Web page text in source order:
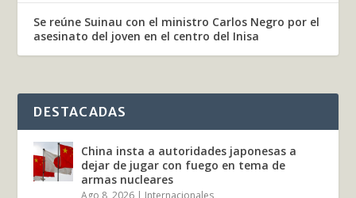
Se reúne Suinau con el ministro Carlos Negro por el
asesinato del joven en el centro del Inisa
DESTACADAS
China insta a autoridades japonesas a
dejar de jugar con fuego en tema de
armas nucleares